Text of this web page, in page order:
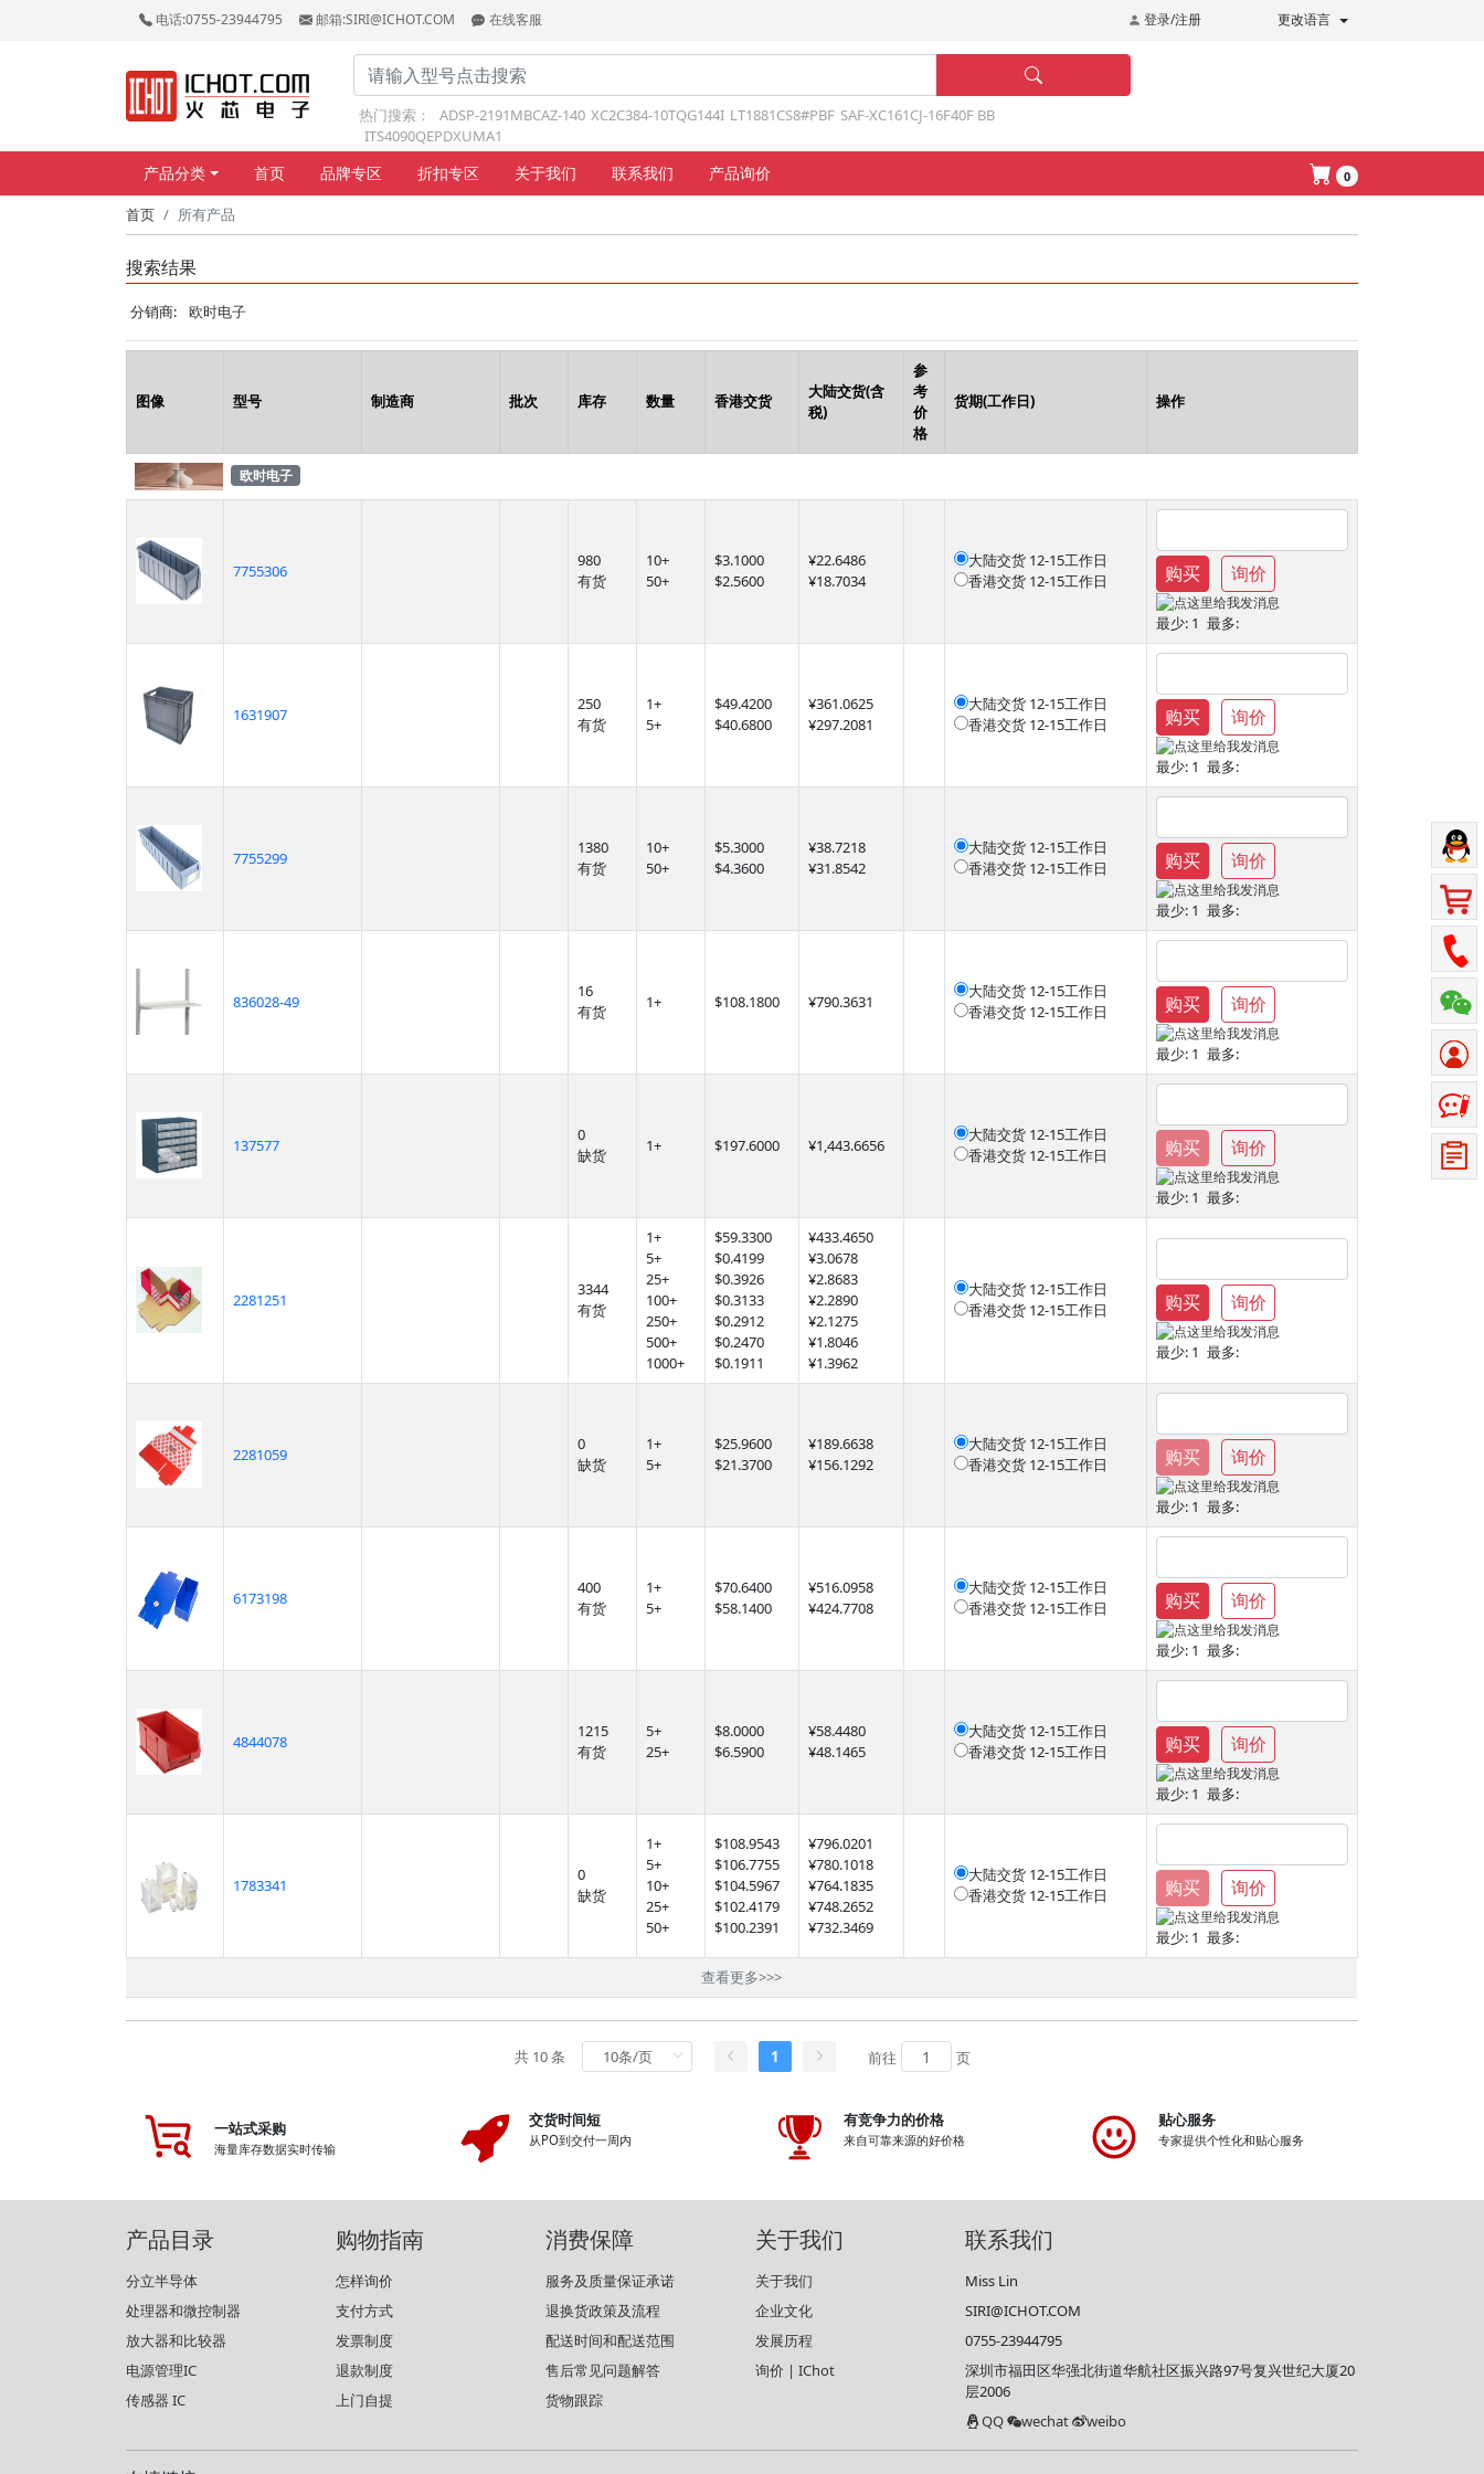
电话:0755-23944795 邮箱:SIRI@ICHOT.COM 在线客服 登录/注册 更改语言
热门搜索： ADSP-2191MBCAZ-140 XC2C384-10TQG144I LT1881CS8#PBF SAF-XC161CJ-16F40F BB
ITS4090QEPDXUMA1
产品分类 首页 品牌专区 折扣专区 关于我们 联系我们 产品询价 0
首页 所有产品
搜索结果
分销商: 欧时电子
图像 型号 制造商 批次 库存 数量 香港交货
大陆交货(含
税)
参
考
价
格
货期(工作日) 操作
欧时电子
7755306
980
有货
10+
50+
$3.1000
$2.5600
¥22.6486
¥18.7034
大陆交货 12-15工作日
香港交货 12-15工作日 购买 询价
最少: 1 最多:
1631907
250
有货
1+
5+
$49.4200
$40.6800
¥361.0625
¥297.2081
大陆交货 12-15工作日
香港交货 12-15工作日 购买 询价
最少: 1 最多:
7755299
1380
有货
10+
50+
$5.3000
$4.3600
¥38.7218
¥31.8542
大陆交货 12-15工作日
香港交货 12-15工作日 购买 询价
最少: 1 最多:
836028-49
16
有货
1+ $108.1800 ¥790.3631
大陆交货 12-15工作日
香港交货 12-15工作日 购买 询价
最少: 1 最多:
137577
0
缺货
1+ $197.6000 ¥1,443.6656
大陆交货 12-15工作日
香港交货 12-15工作日 购买 询价
最少: 1 最多:
2281251
3344
有货
1+
5+
25+
100+
250+
500+
1000+
$59.3300
$0.4199
$0.3926
$0.3133
$0.2912
$0.2470
$0.1911
¥433.4650
¥3.0678
¥2.8683
¥2.2890
¥2.1275
¥1.8046
¥1.3962
大陆交货 12-15工作日
香港交货 12-15工作日 购买 询价
最少: 1 最多:
2281059
0
缺货
1+
5+
$25.9600
$21.3700
¥189.6638
¥156.1292
大陆交货 12-15工作日
香港交货 12-15工作日 购买 询价
最少: 1 最多:
6173198
400
有货
1+
5+
$70.6400
$58.1400
¥516.0958
¥424.7708
大陆交货 12-15工作日
香港交货 12-15工作日 购买 询价
最少: 1 最多:
4844078
1215
有货
5+
25+
$8.0000
$6.5900
¥58.4480
¥48.1465
大陆交货 12-15工作日
香港交货 12-15工作日 购买 询价
最少: 1 最多:
1783341
0
缺货
1+
5+
10+
25+
50+
$108.9543
$106.7755
$104.5967
$102.4179
$100.2391
¥796.0201
¥780.1018
¥764.1835
¥748.2652
¥732.3469
大陆交货 12-15工作日
香港交货 12-15工作日 购买 询价
最少: 1 最多:
查看更多>>>
共 10 条 1 前往 页
一站式采购
海量库存数据实时传输
交货时间短
从PO到交付一周内
有竞争力的价格
来自可靠来源的好价格
贴心服务
专家提供个性化和贴心服务
产品目录
分立半导体
处理器和微控制器
放大器和比较器
电源管理IC
传感器 IC
购物指南
怎样询价
支付方式
发票制度
退款制度
上门自提
消费保障
服务及质量保证承诺
退换货政策及流程
配送时间和配送范围
售后常见问题解答
货物跟踪
关于我们
关于我们
企业文化
发展历程
询价 | IChot
联系我们
Miss Lin
SIRI@ICHOT.COM
0755-23944795
深圳市福田区华强北街道华航社区振兴路97号复兴世纪大厦20
层2006
QQ
wechat weibo